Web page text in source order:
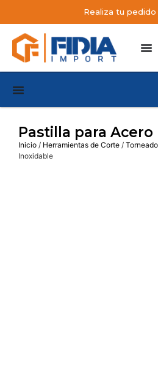
Realiza tu pedido
Pastilla para
Inicio / Herramientas de Corte / Torneado
Inoxidable